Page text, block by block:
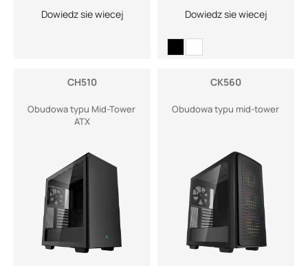
Dowiedz sie wiecej Dowiedz sie wiecej
CH510
Obudowa typu Mid-Tower
ATX
CK560
Obudowa typu mid-tower